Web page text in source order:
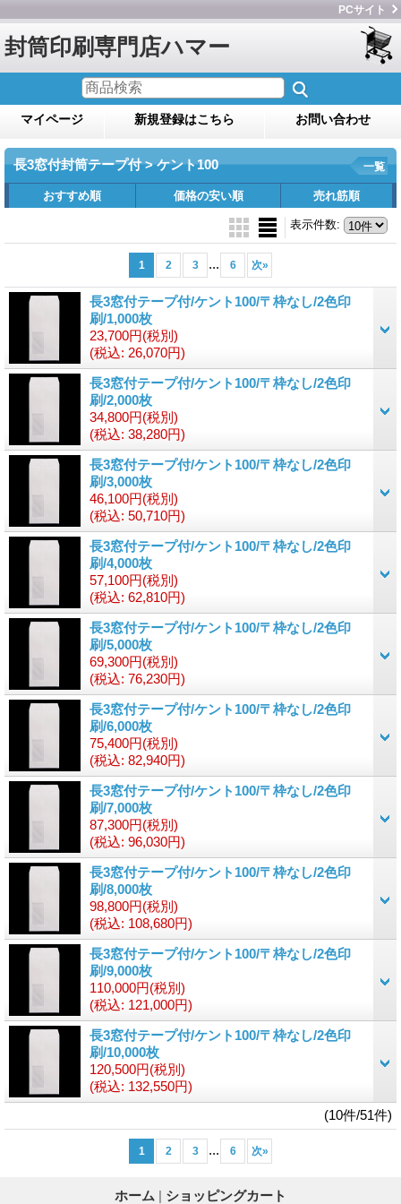
PCサイト
封筒印刷専門店ハマー
マイページ 新規登録はこちら お問い合わせ
長3窓付封筒テープ付 > ケント100 一覧
おすすめ順 価格の安い順 売れ筋順
表示件数:
1 2 3 ... 6 次»
長3窓付テープ付/ケント100/〒枠なし/2色印
刷/1,000枚
23,700円(税別)
(税込: 26,070円)
長3窓付テープ付/ケント100/〒枠なし/2色印
刷/2,000枚
34,800円(税別)
(税込: 38,280円)
長3窓付テープ付/ケント100/〒枠なし/2色印
刷/3,000枚
46,100円(税別)
(税込: 50,710円)
長3窓付テープ付/ケント100/〒枠なし/2色印
刷/4,000枚
57,100円(税別)
(税込: 62,810円)
長3窓付テープ付/ケント100/〒枠なし/2色印
刷/5,000枚
69,300円(税別)
(税込: 76,230円)
長3窓付テープ付/ケント100/〒枠なし/2色印
刷/6,000枚
75,400円(税別)
(税込: 82,940円)
長3窓付テープ付/ケント100/〒枠なし/2色印
刷/7,000枚
87,300円(税別)
(税込: 96,030円)
長3窓付テープ付/ケント100/〒枠なし/2色印
刷/8,000枚
98,800円(税別)
(税込: 108,680円)
長3窓付テープ付/ケント100/〒枠なし/2色印
刷/9,000枚
110,000円(税別)
(税込: 121,000円)
長3窓付テープ付/ケント100/〒枠なし/2色印
刷/10,000枚
120,500円(税別)
(税込: 132,550円)
(10件/51件)
1 2 3 ... 6 次»
ホーム | ショッピングカート